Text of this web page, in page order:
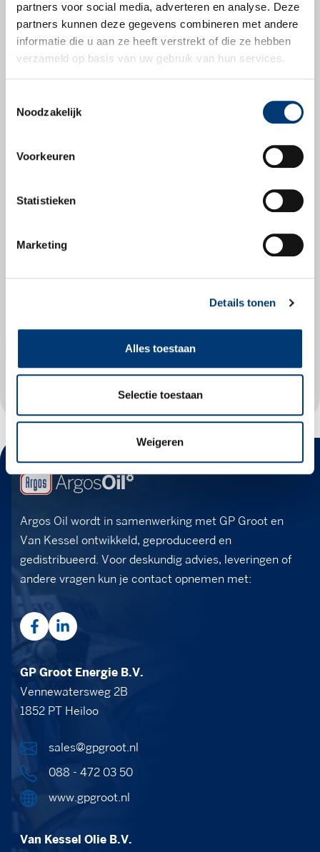
partners voor social media, adverteren en analyse. Deze
partners kunnen deze gegevens combineren met andere
informatie die u aan ze heeft verstrekt of die ze hebben
verzameld op basis van uw gebruik van hun services.
Noodzakelijk
Voorkeuren
Statistieken
Marketing
Details tonen
Alles toestaan
Selectie toestaan
Weigeren
Productblad
Check snel of dit
product geschikt is
Argos Oil wordt in samenwerking met GP Groot en
Van Kessel ontwikkeld, geproduceerd en
gedistribueerd. Voor deskundig advies, leveringen of
andere vragen kun je contact opnemen met:
GP Groot Energie B.V.
Vennewatersweg 2B
1852 PT Heiloo
sales@gpgroot.nl
088 - 472 03 50
www.gpgroot.nl
Van Kessel Olie B.V.